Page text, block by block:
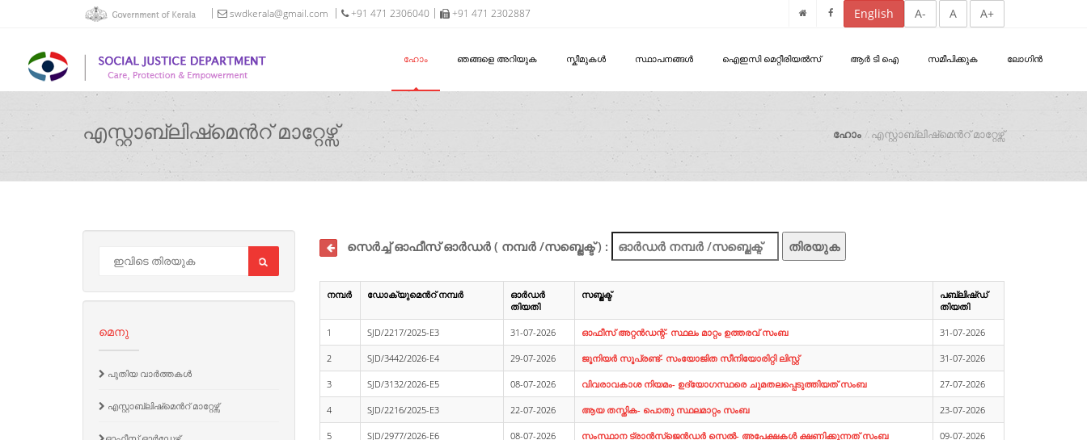
swdkerala@gmail.com +91 471 2306040 +91 471 2302887 A- A A+
English
ഹോം ഞങ്ങളെ അറിയുക സ്കീമുകൾ സ്ഥാപനങ്ങൾ ഐഇസി മെറ്റീരിയൽസ് ആർ ടി ഐ സമീപിക്കുക ലോഗിൻ
എസ്റ്റാബ്ലിഷ്‌മെൻറ് മാറ്റേഴ്സ് ഹോം എസ്റ്റാബ്ലിഷ്‌മെൻറ് മാറ്റേഴ്സ്
മെനു
പുതിയ വാർത്തകൾ
എസ്റ്റാബ്ലിഷ്‌മെൻറ് മാറ്റേഴ്സ്
സെർച്ച് ഓഫീസ് ഓർഡർ ( നമ്പർ /സബ്ജെക്ട് ) : തിരയുക
നമ്പർ ഡോക്യുമെൻറ് നമ്പർ
ഓർഡർ
തിയതി
സബ്ജക്ട്
പബ്ലിഷ്ഡ്
തിയതി
1 SJD/2217/2025-E3 31-07-2026 ഓഫീസ് അറ്റന്‍ഡന്റ്- സ്ഥലം മാറ്റം ഉത്തരവ് സംബ 31-07-2026
2 SJD/3442/2026-E4 29-07-2026 ജൂനിയര്‍ സൂപ്രണ്ട്- സംയോജിത സീനിയോരിറ്റി ലിസ്റ്റ് 31-07-2026
3 SJD/3132/2026-E5 08-07-2026 വിവരാവകാശ നിയമം- ഉദ്യോഗസ്ഥരെ ചുമതലപ്പെടുത്തിയത് സംബ 27-07-2026
4 SJD/2216/2025-E3 22-07-2026 ആയ തസ്തിക- പൊതു സ്ഥലമാറ്റം സംബ 23-07-2026
5 SJD/2977/2026-E6 08-07-2026 സംസ്ഥാന ട്രാന്‍സ്ജെന്‍ഡര്‍ സെല്‍- അപേക്ഷകള്‍ ക്ഷണിക്കുന്നത് സംബ 09-07-2026